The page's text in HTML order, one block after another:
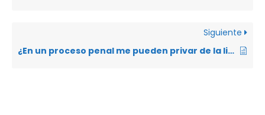
Siguiente
¿En un proceso penal me pueden privar de la libertad antes de recibir una sentencia condenatoria?